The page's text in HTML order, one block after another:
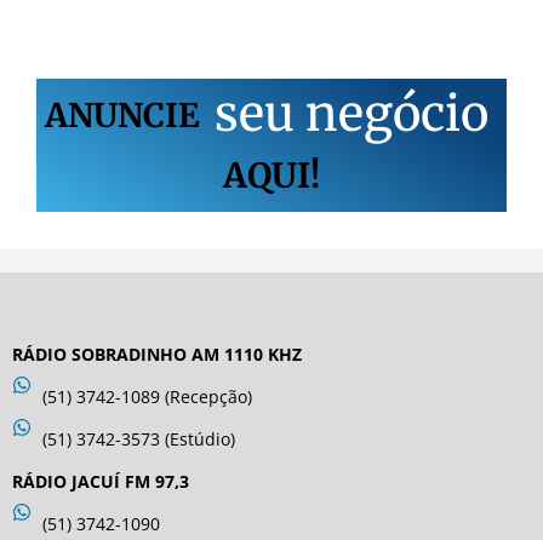
ANUNCIE seu negócio
AQUI!
RÁDIO SOBRADINHO AM 1110 KHZ
(51) 3742-1089 (Recepção)
(51) 3742-3573 (Estúdio)
RÁDIO JACUÍ FM 97,3
(51) 3742-1090